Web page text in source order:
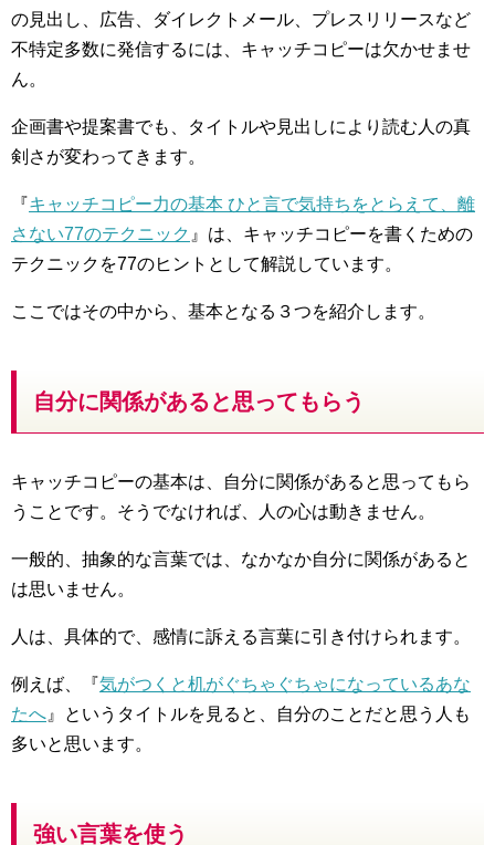
の見出し、広告、ダイレクトメール、プレスリリースなど
不特定多数に発信するには、キャッチコピーは欠かせませ
ん。
企画書や提案書でも、タイトルや見出しにより読む人の真
剣さが変わってきます。
『キャッチコピー力の基本 ひと言で気持ちをとらえて、離
さない77のテクニック 』は、キャッチコピーを書くための
テクニックを77のヒントとして解説しています。
ここではその中から、基本となる３つを紹介します。
自分に関係があると思ってもらう
キャッチコピーの基本は、自分に関係があると思ってもら
うことです。そうでなければ、人の心は動きません。
一般的、抽象的な言葉では、なかなか自分に関係があると
は思いません。
人は、具体的で、感情に訴える言葉に引き付けられます。
例えば、『気がつくと机がぐちゃぐちゃになっているあな
たへ 』というタイトルを見ると、自分のことだと思う人も
多いと思います。
強い言葉を使う